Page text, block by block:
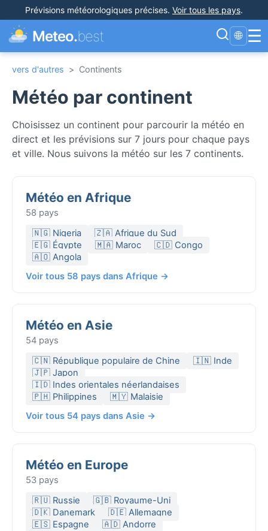
Prévisions météorologiques précises. Voir tous les pays.
Meteo.best 🌐 ☰
vers d'autres > Continents
Météo par continent
Choisissez un continent pour parcourir la météo en
direct et les prévisions sur 7 jours pour chaque pays
et ville. Nous suivons la météo sur les 7 continents.
Météo en Afrique
58 pays
🇳🇬 Nigeria
🇿🇦 Afrique du Sud
🇪🇬 Égypte
🇲🇦 Maroc
🇨🇩 Congo
🇦🇴 Angola
Voir tous 58 pays dans Afrique →
Météo en Asie
54 pays
🇨🇳 République populaire de Chine
🇮🇳 Inde
🇯🇵 Japon
🇮🇩 Indes orientales néerlandaises
🇵🇭 Philippines
🇲🇾 Malaisie
Voir tous 54 pays dans Asie →
Météo en Europe
53 pays
🇷🇺 Russie
🇬🇧 Royaume-Uni
🇩🇰 Danemark
🇩🇪 Allemagne
🇪🇸 Espagne
🇦🇩 Andorre